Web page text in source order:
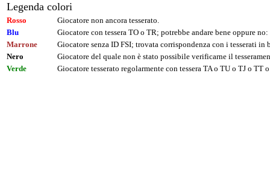
Legenda colori
Rosso
Giocatore non ancora tesserato.
Blu
Giocatore con tessera TO o TR; potrebbe andare bene oppure
Marrone
Giocatore senza ID FSI; trovata corrispondenza con i tesserati
Nero
Giocatore del quale non è stato possibile verificarne il
Verde
Giocatore tesserato regolarmente con tessera TA o TU o TJ o TT